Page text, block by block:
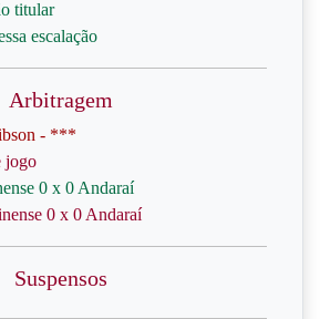
titular
escalação
Arbitragem
- ***
jogo
0 x 0 Andaraí
0 x 0 Andaraí
Suspensos